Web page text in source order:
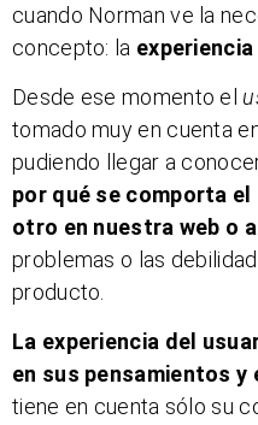
cuando Norman ve la
concepto: la
Desde ese momento el
tomado muy en cuenta
pudiendo llegar a
por qué se comporta el
otro en nuestra web o
problemas o las
producto.
La experiencia del
en sus pensamientos y
tiene en cuenta sólo su